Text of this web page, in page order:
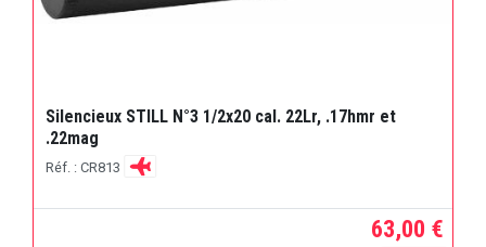
Silencieux STILL N°3 1/2x20 cal. 22Lr, .17hmr et
.22mag
Réf. : CR813
63,00 €